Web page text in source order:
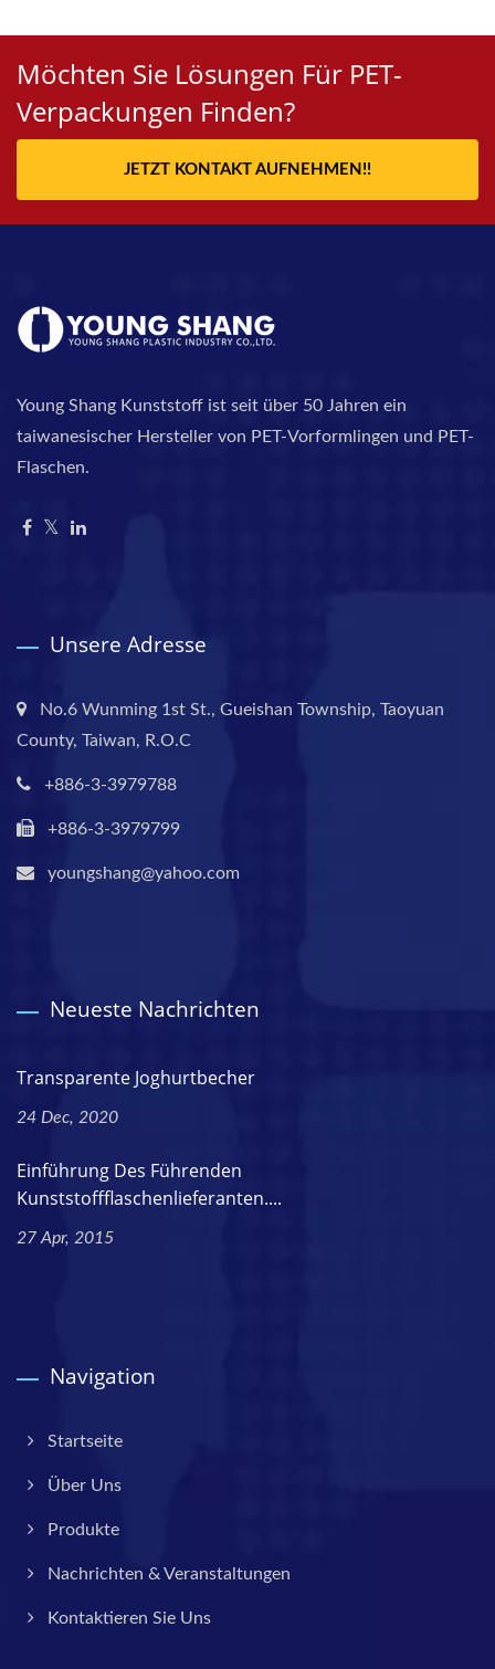
Möchten Sie Lösungen Für PET-
Verpackungen Finden?
JETZT KONTAKT AUFNEHMEN!!
Young Shang Kunststoff ist seit über 50 Jahren ein
taiwanesischer Hersteller von PET-Vorformlingen und PET-
Flaschen.
Unsere Adresse
No.6 Wunming 1st St., Gueishan Township, Taoyuan
County, Taiwan, R.O.C
+886-3-3979788
+886-3-3979799
youngshang@yahoo.com
Neueste Nachrichten
Transparente Joghurtbecher
24 Dec, 2020
Einführung Des Führenden
Kunststoffflaschenlieferanten....
27 Apr, 2015
Navigation
Startseite
Über Uns
Produkte
Nachrichten & Veranstaltungen
Kontaktieren Sie Uns